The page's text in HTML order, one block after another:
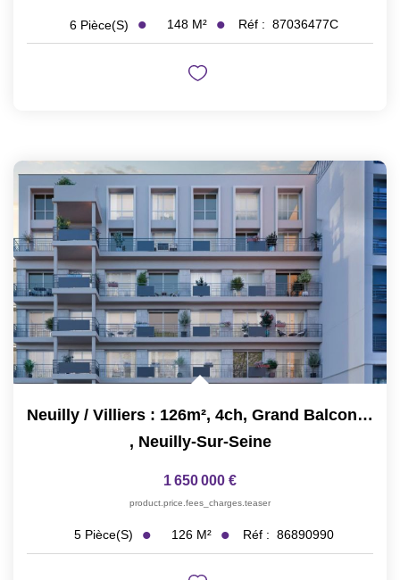
6 Pièce(s) 148 M² Réf : 87036477C
Neuilly / Villiers : 126m², 4ch, Grand Balcon, Immeuble Neuf
, Neuilly-Sur-Seine
1 650 000 €
product.price.fees_charges.teaser
5 Pièce(s) 126 M² Réf : 86890990